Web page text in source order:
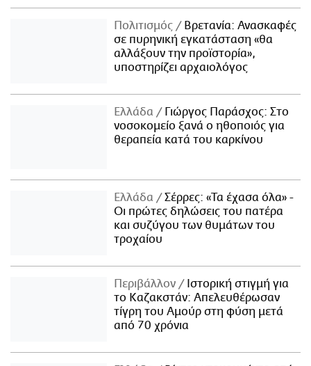
Πολιτισμός
Βρετανία: Ανασκαφές
σε πυρηνική εγκατάσταση «θα
αλλάξουν την προϊστορία»,
υποστηρίζει αρχαιολόγος
Ελλάδα
Γιώργος Παράσχος: Στο
νοσοκομείο ξανά ο ηθοποιός για
θεραπεία κατά του καρκίνου
Ελλάδα
Σέρρες: «Τα έχασα όλα» -
Οι πρώτες δηλώσεις του πατέρα
και συζύγου των θυμάτων του
τροχαίου
Περιβάλλον
Ιστορική στιγμή για
το Καζακστάν: Απελευθέρωσαν
τίγρη του Αμούρ στη φύση μετά
από 70 χρόνια